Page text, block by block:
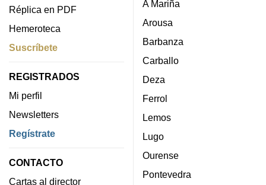
Réplica en PDF
Hemeroteca
Suscríbete
REGISTRADOS
Mi perfil
Newsletters
Regístrate
CONTACTO
Cartas al director
A Mariña
Arousa
Barbanza
Carballo
Deza
Ferrol
Lemos
Lugo
Ourense
Pontevedra